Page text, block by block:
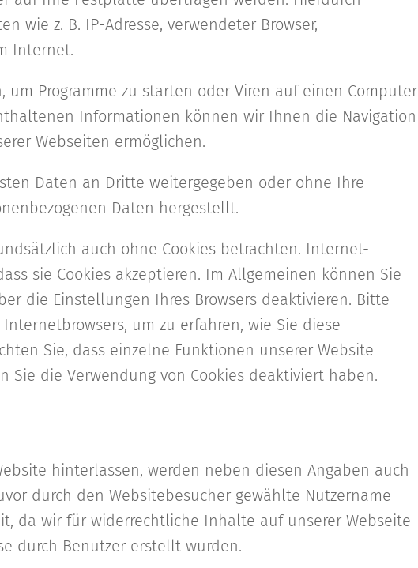
wie z. B. IP-Adresse, verwendeter Browser,
Internet.
um Programme zu starten oder Viren auf einen Computer
Informationen können wir Ihnen die Navigation
Webseiten ermöglichen.
Daten an Dritte weitergegeben oder ohne Ihre
Daten hergestellt.
auch ohne Cookies betrachten. Internet-
sie Cookies akzeptieren. Im Allgemeinen können Sie
die Einstellungen Ihres Browsers deaktivieren. Bitte
um zu erfahren, wie Sie diese
Sie, dass einzelne Funktionen unserer Website
Sie die Verwendung von Cookies deaktiviert haben.
hinterlassen, werden neben diesen Angaben auch
durch den Websitebesucher gewählte Nutzername
da wir für widerrechtliche Inhalte auf unserer Webseite
durch Benutzer erstellt wurden.